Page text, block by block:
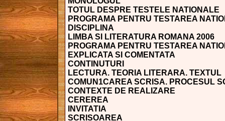
TOTUL DESPRE TESTELE NATIONALE
PROGRAMA PENTRU TESTAREA
DISCIPLINA
LIMBA SI LITERATURA ROMANA 2006
PROGRAMA PENTRU TESTAREA
EXPLICATA SI COMENTATA
CONTINUTURI
LECTURA. TEORIA LITERARA. TEXTUL
COMUN1CAREA SCRISA. PROCESUL
CONTEXTE DE REALIZARE
CEREREA
INVITATIA
SCRISOAREA